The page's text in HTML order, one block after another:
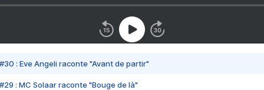
#30 : Eve Angeli raconte "Avant de partir"
#29 : MC Solaar raconte "Bouge de là"